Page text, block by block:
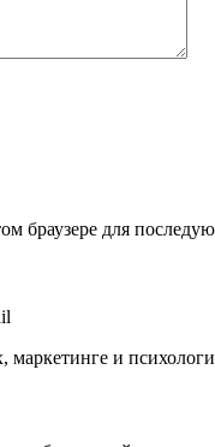
браузере для
и